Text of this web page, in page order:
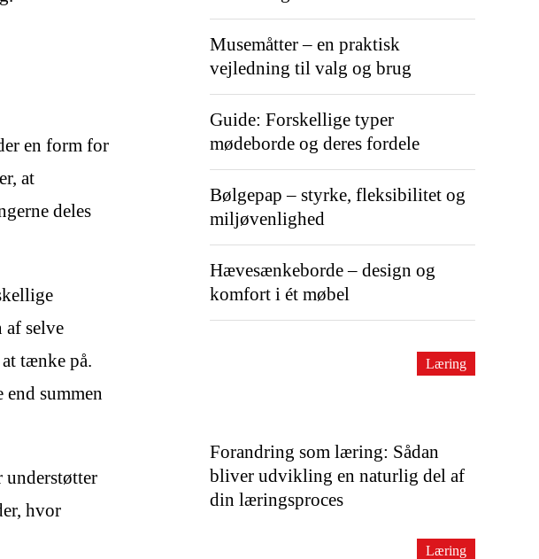
en form for
at
deles
af selve
tænke på.
summen
understøtter
hvor
Musemåtter – en praktisk
vejledning til valg og brug
Guide: Forskellige typer
mødeborde og deres fordele
Bølgepap – styrke, fleksibilitet og
miljøvenlighed
Hævesænkeborde – design og
komfort i ét møbel
Forandring som læring: Sådan
bliver udvikling en naturlig del af
din læringsproces
Læring
Læring